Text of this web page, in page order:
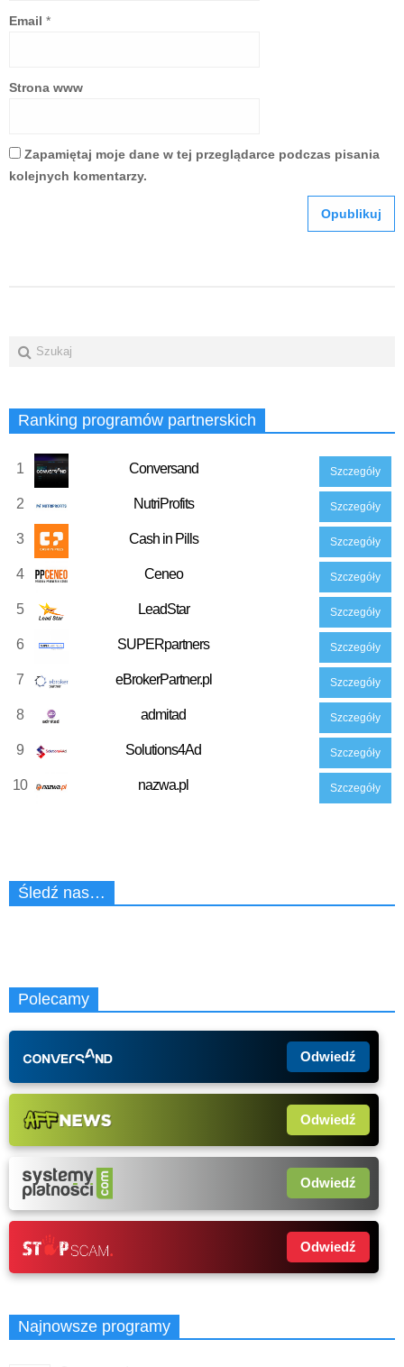
Email *
Strona www
Zapamiętaj moje dane w tej przeglądarce podczas pisania
kolejnych komentarzy.
Ranking programów partnerskich
1 Conversand Szczegóły
2 NutriProfits Szczegóły
3 Cash in Pills Szczegóły
4 Ceneo Szczegóły
5 LeadStar Szczegóły
6 SUPERpartners Szczegóły
7 eBrokerPartner.pl Szczegóły
8 admitad Szczegóły
9 Solutions4Ad Szczegóły
10 nazwa.pl Szczegóły
Śledź nas…
Polecamy
Odwiedź
Odwiedź
Odwiedź
Odwiedź
Najnowsze programy